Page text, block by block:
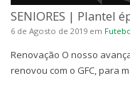
SENIORES | Plantel
6 de Agosto de 2019 em
Renovação O nosso
renovou com o GFC, para